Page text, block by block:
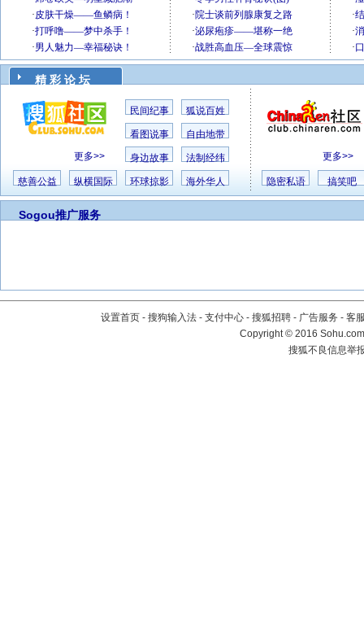
精 彩 论 坛
更多>>
民间纪事 狐说百姓
看图说事 自由地带
身边故事 法制经纬
慈善公益 纵横国际 环球掠影 海外华人
更多>>
隐密私语 搞笑吧
Sogou推广服务
设置首页 - 搜狗输入法 - 支付中心 - 搜狐招聘 - 广告服务 - 客
Copyright©2016
搜狐不良信息举